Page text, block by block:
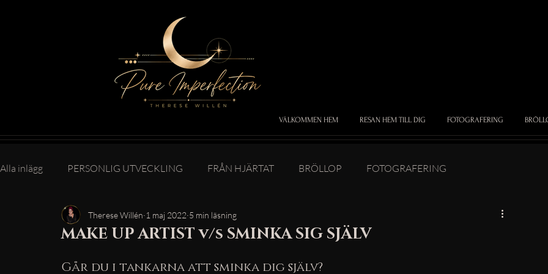
VÄLKOMMEN HEM RESAN HEM TILL DIG FOTOGRAFERING
Alla inlägg PERSONLIG UTVECKLING FRÅN HJÄRTAT BRÖLLOP FOTOGRAFERING
MAKE UP ARTIST v/s SMINKA SIG SJÄLV
Therese Willén 1 maj 2022 5 min läsning
Går du i tankarna att sminka dig själv?